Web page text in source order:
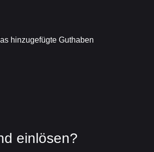
hinzugefügte Guthaben
einlösen?